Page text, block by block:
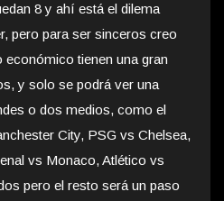
8 y ahí está el dilema
pero para ser sinceros creo
tienen una gran
y solo se podrá ver una
o dos medios, como el
City, PSG vs Chelsea,
vs Monaco, Atlético vs
pero el resto será un paso